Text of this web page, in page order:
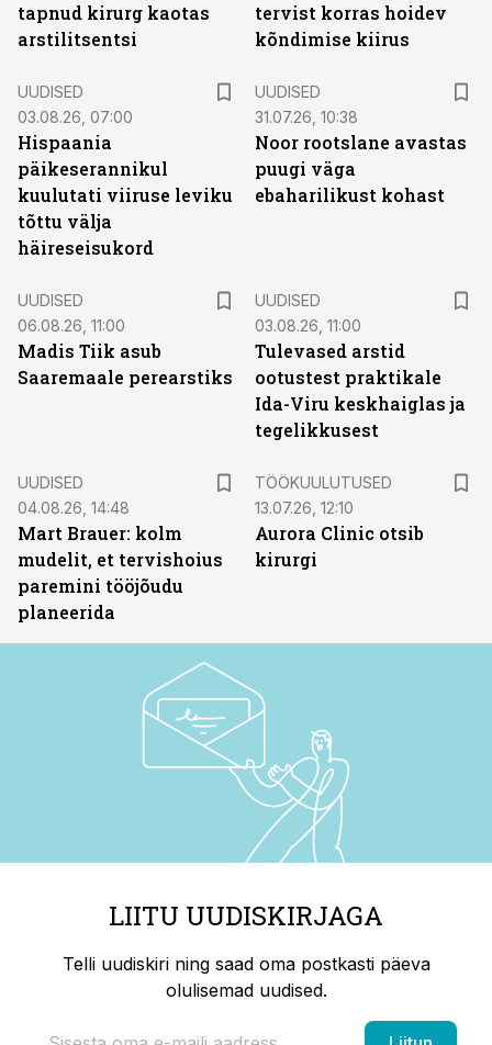
tapnud kirurg kaotas
arstilitsentsi
tervist korras hoidev
kõndimise kiirus
UUDISED
03.08.26, 07:00
Hispaania
päikeserannikul
kuulutati viiruse leviku
tõttu välja
häireseisukord
UUDISED
31.07.26, 10:38
Noor rootslane avastas
puugi väga
ebaharilikust kohast
UUDISED
06.08.26, 11:00
Madis Tiik asub
Saaremaale perearstiks
UUDISED
03.08.26, 11:00
Tulevased arstid
ootustest praktikale
Ida-Viru keskhaiglas ja
tegelikkusest
UUDISED
04.08.26, 14:48
Mart Brauer: kolm
mudelit, et tervishoius
paremini tööjõudu
planeerida
TÖÖKUULUTUSED
13.07.26, 12:10
Aurora Clinic otsib
kirurgi
LIITU UUDISKIRJAGA
Telli uudiskiri ning saad oma postkasti päeva
olulisemad uudised.